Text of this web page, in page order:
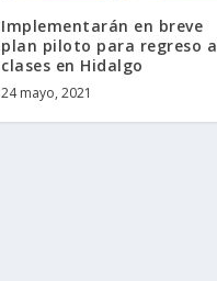
Implementarán en breve
plan piloto para regreso a
clases en Hidalgo
24 mayo, 2021